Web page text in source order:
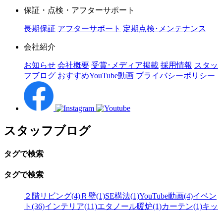
保証・点検・アフターサポート
長期保証 アフターサポート 定期点検･メンテナンス
会社紹介
お知らせ 会社概要 受賞･メディア掲載 採用情報 スタッ
フブログ おすすめYouTube動画 プライバシーポリシー
スタッフブログ
タグで検索
タグで検索
２階リビング(4) Ｒ壁(1)SE構法(1)YouTube動画(4)イベン
ト(36)インテリア(11)エタノール暖炉(1)カーテン(1)キッ